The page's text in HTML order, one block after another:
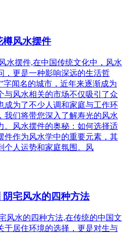
樽风水摆件
水摆件,在中国传统文化中，风水
，更是一种影响深远的生活哲
字闻名的城市，近年来逐渐成为
与风水相关的市场不仅吸引了众
成为了不少人调和家庭与工作环
我们将带您深入了解寿光的风水
。风水摆件的奥秘：如何选择适
件作为风水学中的重要元素，其
个人运势和家庭氛围。风
阴宅风水的四种方法
风水的四种方法,在传统的中国文
于居住环境的选择，更是对生与